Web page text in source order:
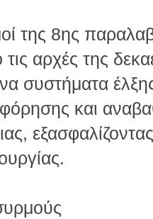
της 8ης
αρχές της
συστήματα
και